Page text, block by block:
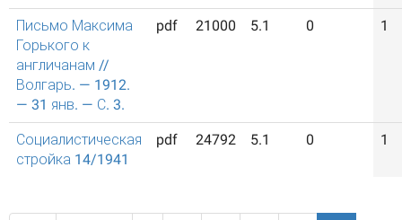
Письмо Максима
Горького к
англичанам //
Волгарь. — 1912.
— 31 янв. — С. 3.
pdf 21000 5.1 0 1
Социалистическая
стройка 14/1941
pdf 24792 5.1 0 1